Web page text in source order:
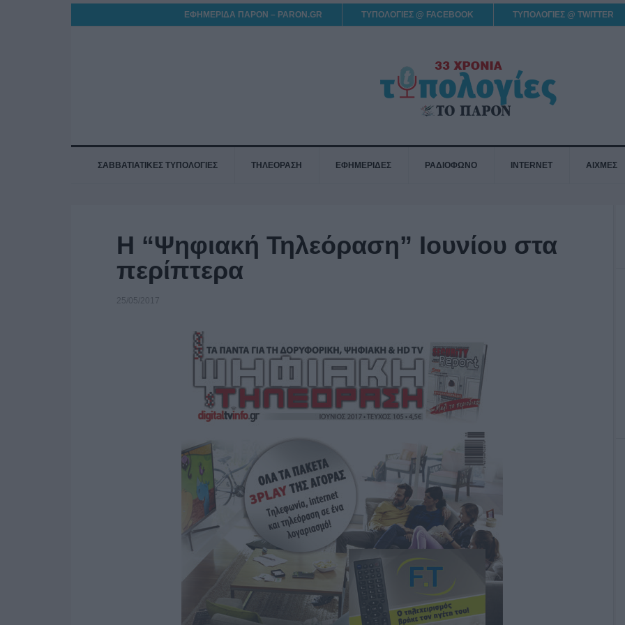
ΕΦΗΜΕΡΙΔΑ ΠΑΡΟΝ – PARON.GR ΤΥΠΟΛΟΓΙΕΣ @ FACEBOOK ΤΥΠΟΛΟΓΙΕΣ @ TWITTER
ΣΑΒΒΑΤΙΑΤΙΚΕΣ ΤΥΠΟΛΟΓΙΕΣ ΤΗΛΕΟΡΑΣΗ ΕΦΗΜΕΡΙΔΕΣ ΡΑΔΙΟΦΩΝΟ INTERNET ΑΙΧΜΕΣ
Η “Ψηφιακή Τηλεόραση” Ιουνίου στα
περίπτερα
25/05/2017